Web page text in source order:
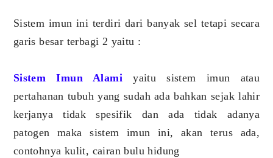
Sistem imun ini terdiri dari banyak sel tetapi secara
garis besar terbagi 2 yaitu :
Sistem Imun Alami yaitu sistem imun atau
pertahanan tubuh yang sudah ada bahkan sejak lahir
kerjanya tidak spesifik dan ada tidak adanya
patogen maka sistem imun ini, akan terus ada,
contohnya kulit, cairan bulu hidung